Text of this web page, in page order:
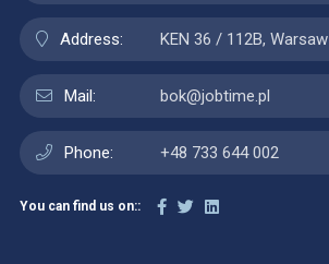
Address: KEN 36 / 112B, Warsaw
Mail: bok@jobtime.pl
Phone: +48 733 644 002
You can find us on::